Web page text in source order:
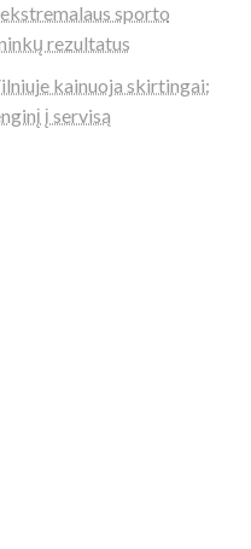
sporto
rezultatus
kainuoja skirtingai:
į servisą